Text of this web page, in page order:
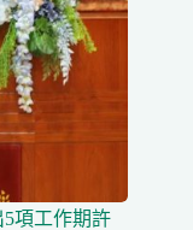
項工作期許